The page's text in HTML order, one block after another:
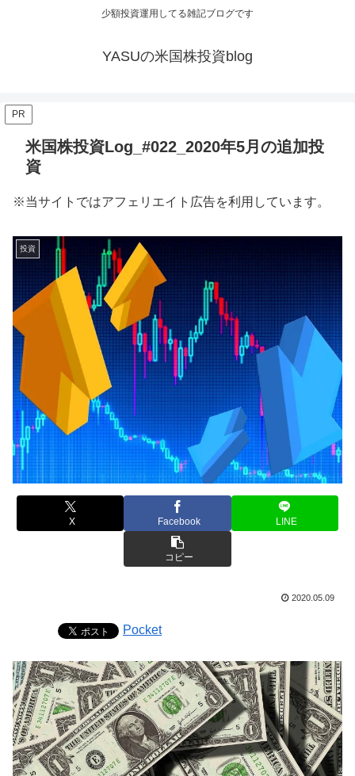
少額投資運用してる雑記ブログです
YASUの米国株投資blog
PR
米国株投資Log_#022_2020年5月の追加投
資
※当サイトではアフェリエイト広告を利用しています。
投資
X Facebook LINE
コピー
2020.05.09
Pocket